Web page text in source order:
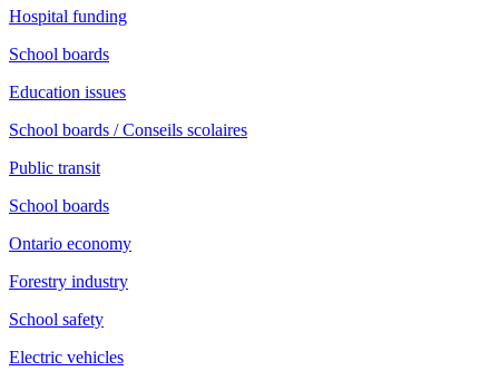
Hospital funding
School boards
Education issues
School boards / Conseils scolaires
Public transit
School boards
Ontario economy
Forestry industry
School safety
Electric vehicles